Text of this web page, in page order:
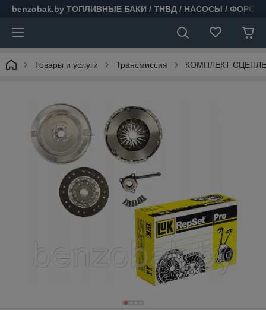
benzobak.by ТОПЛИВНЫЕ БАКИ / ТНВД / НАСОСЫ /
Товары и услуги Трансмиссия КОМПЛЕКТ